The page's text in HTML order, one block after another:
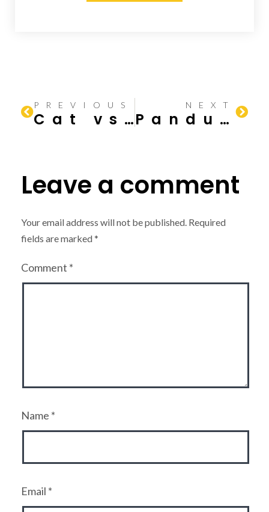
PREVIOUS
Cat vs. Wallpaper: Pilihan Terbaik untuk Dinding Anda
NEXT
Panduan Praktis Mengatasi Besi Berkarat: Tips dan Trik Efektif
Leave a comment
Your email address will not be published. Required
fields are marked*
Comment *
Name *
Email *